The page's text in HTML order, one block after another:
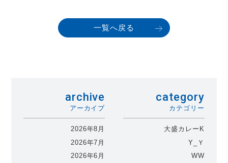
一覧へ戻る
archive
アーカイブ
2026年8月
2026年7月
2026年6月
category
カテゴリー
大盛カレーK
Y_Ｙ
WW